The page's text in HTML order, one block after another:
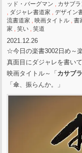
ッド・バーグマン , カサブラ
, ダジャレ書道家 ,デザイン
流書道家 ,映画タイトル ,書
家 ,笑い ,笑道
2021.12.26
☆今日の楽書3002日め～
真面目にダジャレを書い
映画タイトル～「 カサブ
「傘、振らんか。」